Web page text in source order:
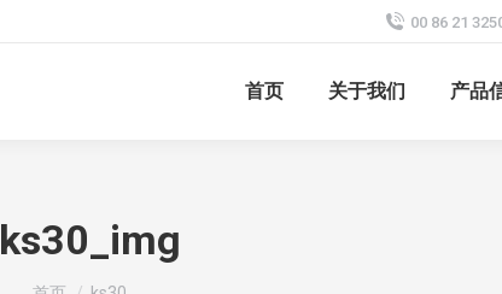
00 86 21
首页 关于我们 产品
ks30_img
你在这里：